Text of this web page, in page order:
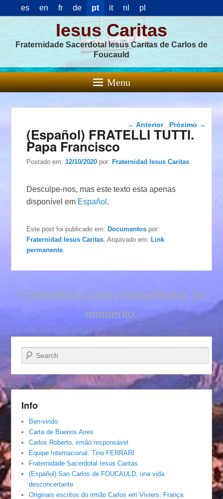
es en fr de pt it nl pl
Iesus Caritas
Fraternidade Sacerdotal Iesus Caritas de Carlos de
Foucauld
Menu
Navegação das
postagens
← Anterior Próximo →
(Español) FRATELLI TUTTI.
Papa Francisco
Postado em:12/10/2020 por:Fraternidad Iesus Caritas
Desculpe-nos, mas este texto esta apenas
disponível em Español .
Este post foi publicado em:Documentos por:
Fraternidad Iesus Caritas . Arquivado em:Link
permanente
Comentários estão desabilitados no
momento.
Pesquisar…
Info
Ben-vindo
Carta de Buenos Aires
Carlos Roberto, irmâo responsável
Equipe Internacional. Tino FERRARI
Fraternidade Sacerdotal Iesus Caritas
(Español) San Carlos de FOUCAULD, una vida
desconcertante
Originais escritos do irmão Carlos em Viviers, França